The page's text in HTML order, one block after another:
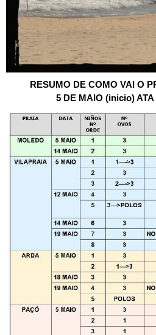
RESUMO DE COMO VAI O
5 DE MAIO (inicio) ATA